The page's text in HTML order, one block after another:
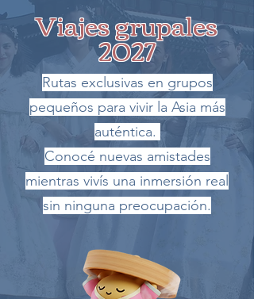
Viajes grupales
2027
Rutas exclusivas en grupos
pequeños para vivir la Asia más
auténtica.
Conocé nuevas amistades
mientras vivís una inmersión real
sin ninguna preocupación.